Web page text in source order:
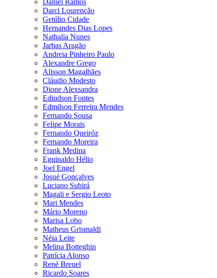
Daniel Ramos
Darci Lourenção
Getúlio Cidade
Hernandes Dias Lopes
Nathalia Nunes
Jarbas Aragão
Andreia Pinheiro Paulo
Alexandre Grego
Alisson Magalhães
Cláudio Modesto
Dione Alexsandra
Ediudson Fontes
Edmilson Ferreira Mendes
Fernando Sousa
Felipe Morais
Fernando Queiróz
Fernando Moreira
Frank Medina
Eguinaldo Hélio
Joel Engel
Josué Gonçalves
Luciano Subirá
Magali e Sergio Leoto
Mari Mendes
Mário Moreno
Marisa Lobo
Matheus Grismaldi
Néia Leite
Melina Botteghin
Patrícia Alonso
René Breuel
Ricardo Soares